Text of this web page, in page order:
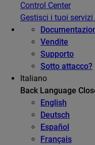
Control Center
Gestisci i tuoi
Vendite
Supporto
Sotto attacco?
Italiano
Back Language
English
Deutsch
Español
Français